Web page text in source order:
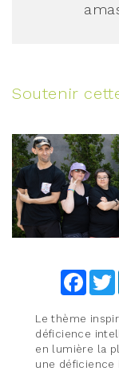
Soutenir
Le thème
déficience
en lumière la
une